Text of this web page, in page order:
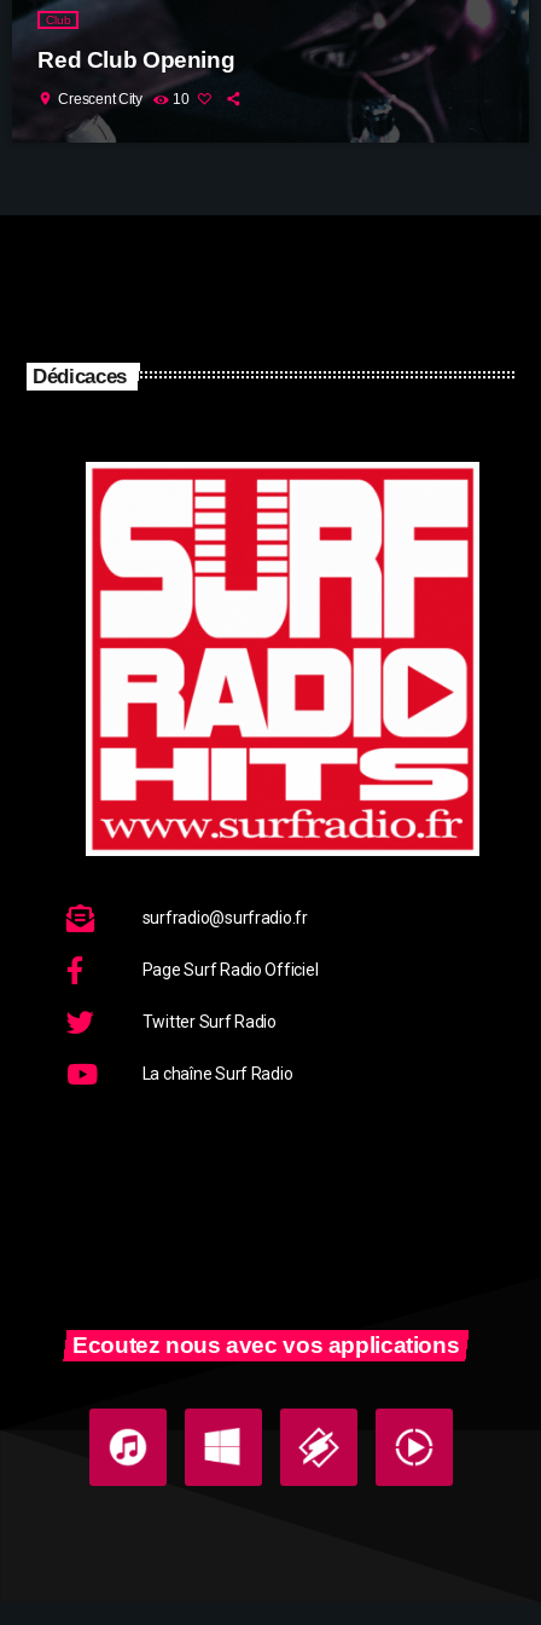
Club
Red Club Opening
location_on Crescent City 10
Dédicaces
surfradio@surfradio.fr
Page Surf Radio Officiel
Twitter Surf Radio
La chaîne Surf Radio
Ecoutez nous avec vos applications